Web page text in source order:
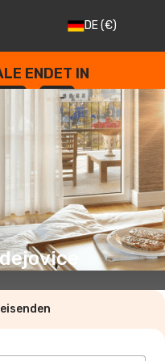
DE(€)
ENDET IN
--
SEKUNDEN